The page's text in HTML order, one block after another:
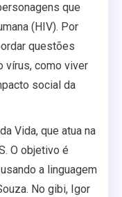
que
(HIV). Por
questões
vírus, como viver
social da
Vida, que atua na
O objetivo é
a linguagem
No gibi, Igor